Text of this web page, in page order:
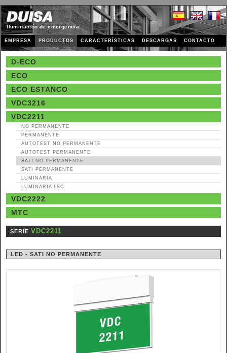
Iluminación de emergencia
EMPRESA PRODUCTOS CARACTERÍSTICAS DESCARGAS CONTACTO
D-ECO
ECO
ECO ESTANCO
VDC3216
VDC2211
NO PERMANENTE
PERMANENTE
AUTOTEST NO PERMANENTE
AUTOTEST PERMANENTE
SATI NO PERMANENTE
SATI PERMANENTE
LUMINARIA
LUMINARIA LSC
VDC2222
MTC
SERIEVDC2211
LED - SATI NO PERMANENTE